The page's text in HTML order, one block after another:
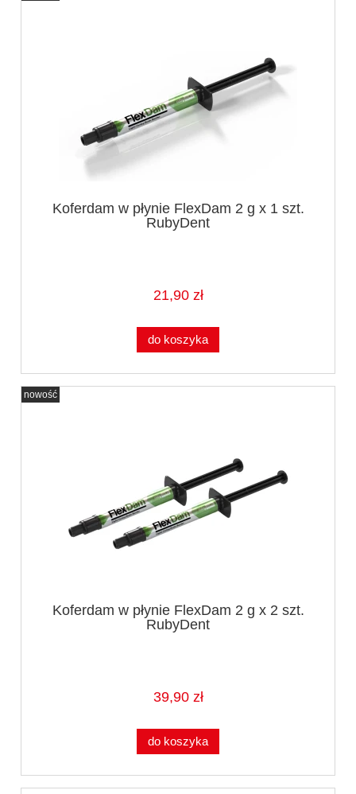
Koferdam w płynie FlexDam 2 g x 1 szt.
RubyDent
21,90 zł
do koszyka
Koferdam w płynie FlexDam 2 g x 2 szt.
RubyDent
39,90 zł
do koszyka
nowość